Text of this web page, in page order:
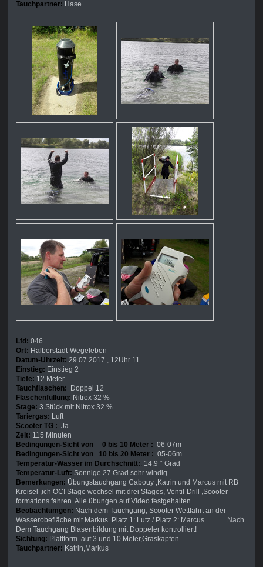
Tauchpartner: Hase
Lfd: 046
Ort: Halberstadt-Wegeleben
Datum-Uhrzeit: 29.07.2017 , 12Uhr 11
Einstieg: Einstieg 2
Tiefe: 12 Meter
Tauchflaschen: Doppel 12
Flaschenfüllung: Nitrox 32 %
Stage: 3 Stück mit Nitrox 32 %
Tariergas: Luft
Scooter TG : Ja
Zeit: 115 Minuten
Bedingungen-Sicht von 0 bis 10 Meter : 06-07m
Bedingungen-Sicht von 10 bis 20 Meter : 05-06m
Temperatur-Wasser im Durchschnitt:: 14,9 ° Grad
Temperatur-Luft: Sonnige 27 Grad sehr windig
Bemerkungen: Übungstauchgang Cabouy ,Katrin und Marcus mit RB
Kreisel ,ich OC! Stage wechsel mit drei Stages, Ventil-Drill ,Scooter
formations fahren. Alle übungen auf Video festgehalten.
Beobachtumgen: Nach dem Tauchgang, Scooter Wettfahrt an der
Wasserobefläche mit Markus Platz 1: Lutz / Platz 2: Marcus............ Nach
Dem Tauchgang Blasenbildung mit Doppeler kontrolliert!
Sichtung: Plattform. auf 3 und 10 Meter,Graskapfen
Tauchpartner: Katrin,Markus